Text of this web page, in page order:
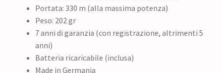
Portata: 330 m (alla massima potenza)
Peso: 202 gr
7 anni di garanzia (con registrazione, altrimenti 5
anni)
Batteria ricaricabile (inclusa)
Made in Germania